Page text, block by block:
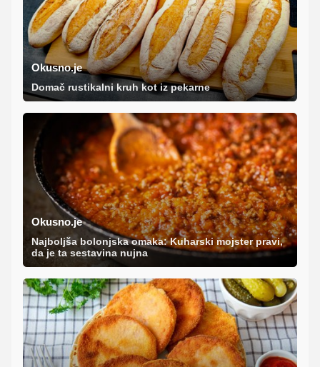
Okusno.je
Domač rustikalni kruh kot iz pekarne
Okusno.je
Najboljša bolonjska omaka: Kuharski mojster pravi,
da je ta sestavina nujna